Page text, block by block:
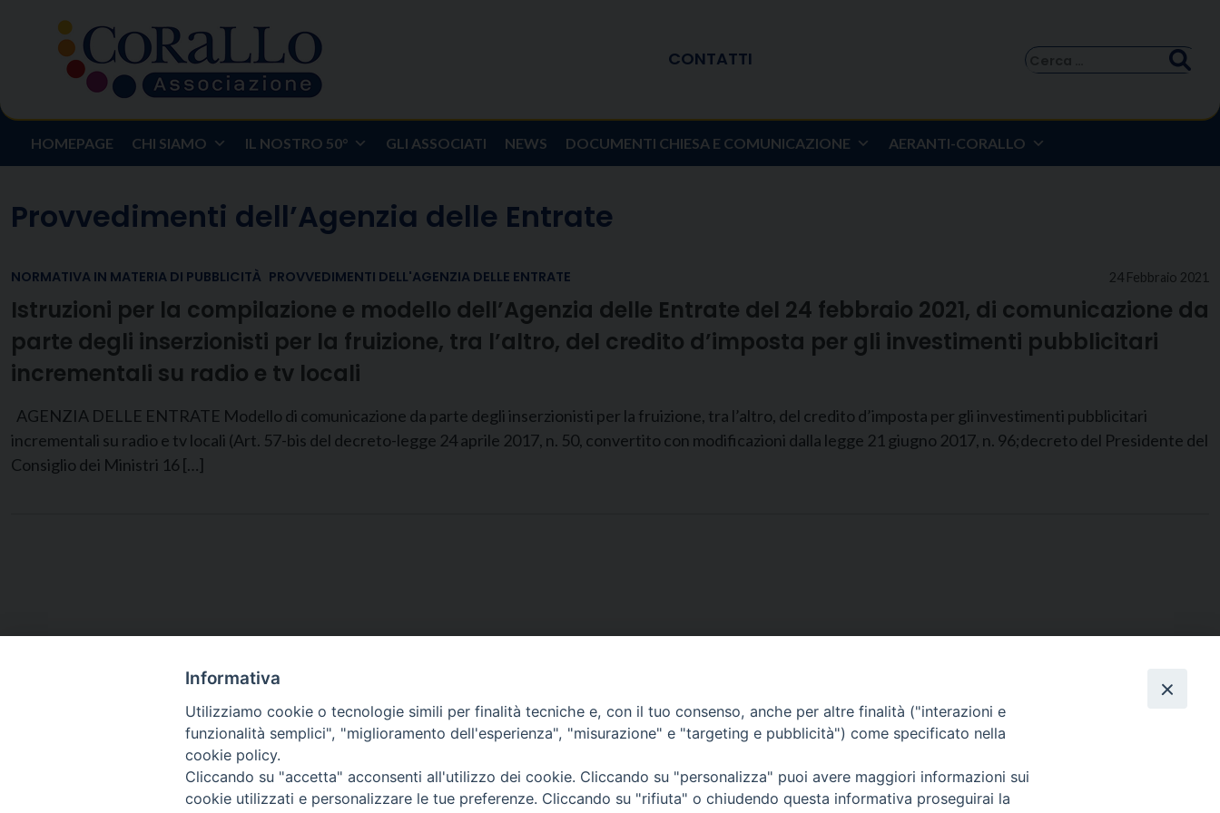
content
CONTATTI
Ricerca
HOMEPAGE CHI SIAMO IL NOSTRO 50° GLI ASSOCIATI NEWS DOCUMENTI CHIESA E COMUNICAZIONE AERANTI-CORALLO
Provvedimenti dell’Agenzia delle Entrate
24 Febbraio 2021
NORMATIVA IN MATERIA DI PUBBLICITÀ PROVVEDIMENTI DELL'AGENZIA DELLE ENTRATE
Istruzioni per la compilazione e modello dell’Agenzia delle Entrate del 24 febbraio 2021, di comunicazione da
parte degli inserzionisti per la fruizione, tra l’altro, del credito d’imposta per gli investimenti pubblicitari
incrementali su radio e tv locali
AGENZIA DELLE ENTRATE Modello di comunicazione da parte degli inserzionisti per la fruizione, tra l’altro, del credito d’imposta per gli investimenti pubblicitari
incrementali su radio e tv locali (Art. 57-bis del decreto-legge 24 aprile 2017, n. 50, convertito con modificazioni dalla legge 21 giugno 2017, n. 96;decreto del Presidente del
Consiglio dei Ministri 16 […]
CONTATTI
Informativa
Utilizziamo cookie o tecnologie simili per finalità tecniche e, con il tuo consenso, anche per altre finalità ("interazioni e
funzionalità semplici", "miglioramento dell'esperienza", "misurazione" e "targeting e pubblicità") come specificato nella
cookie policy.
Cliccando su "accetta" acconsenti all'utilizzo dei cookie. Cliccando su "personalizza" puoi avere maggiori informazioni sui
cookie utilizzati e personalizzare le tue preferenze. Cliccando su "rifiuta" o chiudendo questa informativa proseguirai la